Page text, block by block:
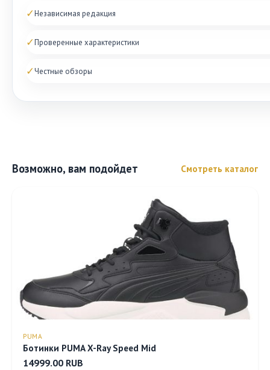
✓Независимая редакция
✓Проверенные характеристики
✓Честные обзоры
Возможно, вам подойдет Смотреть каталог
PUMA
Ботинки PUMA X-Ray Speed Mid
14999.00 RUB